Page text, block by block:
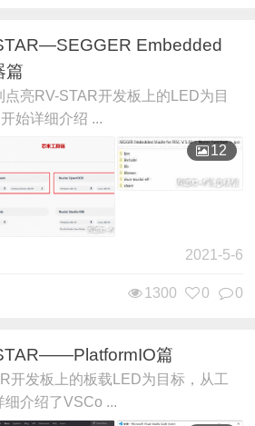
Embedded
篇
亮RV-STAR开发板上的LED为目
始详细介绍 ...
12
2021-5-6
0
0
1300
篇
开发板上的板载LED为目标，从工
介绍了VSCo ...